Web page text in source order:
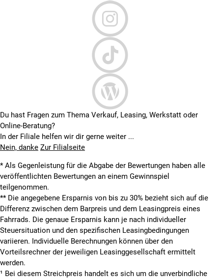
Du hast Fragen zum Thema Verkauf, Leasing, Werkstatt oder
Online-Beratung?
In der Filiale helfen wir dir gerne weiter ...
Nein, danke Zur Filialseite
* Als Gegenleistung für die Abgabe der Bewertungen haben alle
veröffentlichten Bewertungen an einem Gewinnspiel
teilgenommen.
** Die angegebene Ersparnis von bis zu 30% bezieht sich auf die
Differenz zwischen dem Barpreis und dem Leasingpreis eines
Fahrrads. Die genaue Ersparnis kann je nach individueller
Steuersituation und den spezifischen Leasingbedingungen
variieren. Individuelle Berechnungen können über den
Vorteilsrechner der jeweiligen Leasinggesellschaft ermittelt
werden.
¹ Bei diesem Streichpreis handelt es sich um die unverbindliche